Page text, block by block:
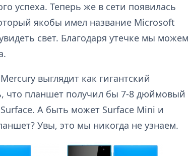
успеха. Теперь же в сети появилась
якобы имел название Microsoft
свет. Благодаря утечке мы можем
выглядит как гигантский
что планшет получил бы 7-8 дюймовый
А быть может Surface Mini и
Увы, это мы никогда не узнаем.